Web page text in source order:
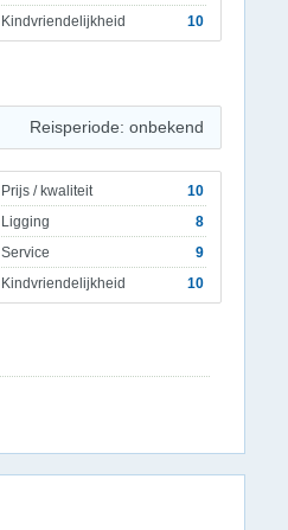
Kindvriendelijkheid
10
Reisperiode: onbekend
Prijs / kwaliteit
10
Ligging
8
Service
9
Kindvriendelijkheid
10